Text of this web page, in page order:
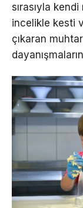
sırasıyla kendi
incelikle kesti
çıkaran